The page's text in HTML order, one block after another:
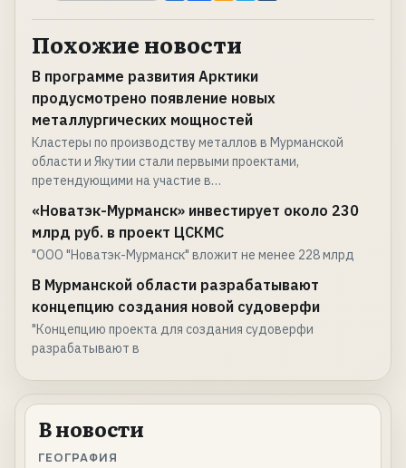
Похожие новости
В программе развития Арктики
продусмотрено появление новых
металлургических мощностей
Кластеры по производству металлов в Мурманской
области и Якутии стали первыми проектами,
претендующими на участие в…
«Новатэк-Мурманск» инвестирует около 230
млрд руб. в проект ЦСКМС
"ООО "Новатэк-Мурманск" вложит не менее 228 млрд
В Мурманской области разрабатывают
концепцию создания новой судоверфи
"Концепцию проекта для создания судоверфи
разрабатывают в
В новости
ГЕОГРАФИЯ